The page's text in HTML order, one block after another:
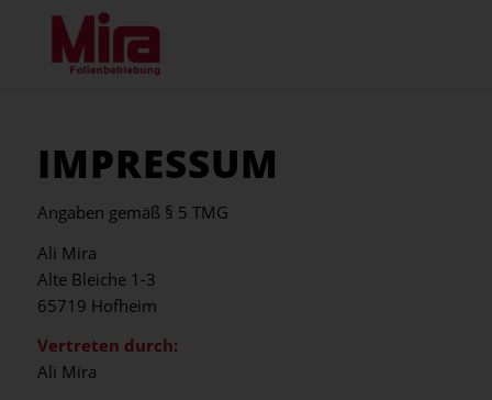
IMPRESSUM
Angaben gemäß § 5 TMG
Ali Mira
Alte Bleiche 1-3
65719 Hofheim
Vertreten durch:
Ali Mira